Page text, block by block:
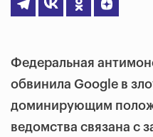
Федеральная
обвинила Google в
доминирующим
ведомства связана с